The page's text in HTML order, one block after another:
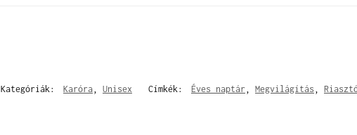
Kategóriák: Karóra, Unisex Címkék: Éves naptár, Megvilágítás ,